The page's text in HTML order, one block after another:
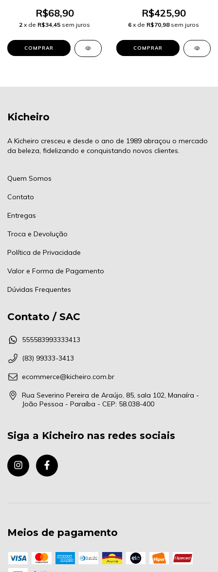
R$68,90
2 x de R$34,45 sem juros
90ml
R$425,90
6 x de R$70,98 sem juros
Kicheiro
A Kicheiro cresceu e desde o ano de 1989 abraçou o mercado
da beleza, fidelizando e conquistando novos clientes.
Quem Somos
Contato
Entregas
Troca e Devolução
Política de Privacidade
Valor e Forma de Pagamento
Dúvidas Frequentes
Contato / SAC
555583993333413
(83) 99333-3413
ecommerce@kicheiro.com.br
Rua Severino Pereira de Araújo, 85, sala 102, Manaíra -
João Pessoa - Paraíba - CEP: 58.038-400
Siga a Kicheiro nas redes sociais
Meios de pagamento